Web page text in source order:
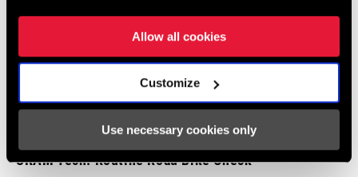
Allow all cookies
Customize
Use necessary cookies only
SRAM Tech: Routine Road Bike Check